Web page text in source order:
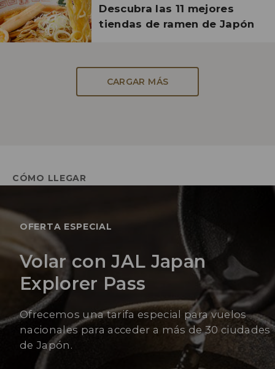
Descubra las 11 mejores
tiendas de ramen de Japón
CARGAR MÁS
CÓMO LLEGAR
OFERTA ESPECIAL
Volar con JAL Japan
Explorer Pass
Ofrecemos una tarifa especial para vuelos
nacionales para acceder a más de 30 ciudades
de Japón.